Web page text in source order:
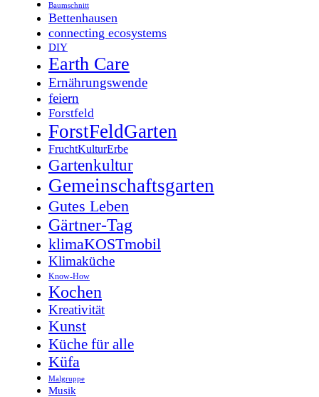
Baumschnitt
Bettenhausen
connecting ecosystems
DIY
Earth Care
Ernährungswende
feiern
Forstfeld
ForstFeldGarten
FruchtKulturErbe
Gartenkultur
Gemeinschaftsgarten
Gutes Leben
Gärtner-Tag
klimaKOSTmobil
Klimaküche
Know-How
Kochen
Kreativität
Kunst
Küche für alle
Küfa
Malgruppe
Musik